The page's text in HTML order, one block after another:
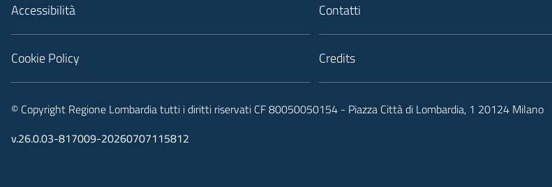
Accessibilità
Cookie Policy
Contatti
Credits
© Copyright Regione Lombardia tutti i diritti riservati CF 80050050154 - Piazza Città di Lombardia, 1 20124 Milano
v.26.0.03-817009-20260707115812